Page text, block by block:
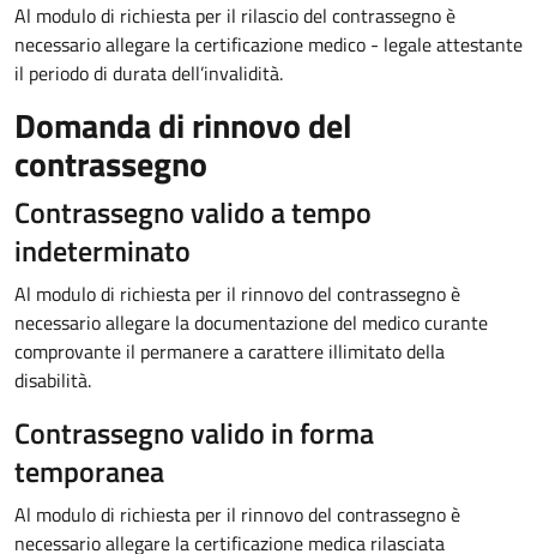
Al modulo di richiesta per il rilascio del contrassegno è
necessario allegare la certificazione medico - legale attestante
il periodo di durata dell’invalidità.
Domanda di rinnovo del
contrassegno
Contrassegno valido a tempo
indeterminato
Al modulo di richiesta per il rinnovo del contrassegno è
necessario allegare la documentazione del medico curante
comprovante il permanere a carattere illimitato della
disabilità.
Contrassegno valido in forma
temporanea
Al modulo di richiesta per il rinnovo del contrassegno è
necessario allegare la certificazione medica rilasciata